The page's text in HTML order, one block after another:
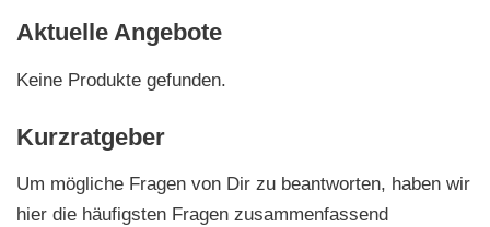
Aktuelle Angebote
Keine Produkte gefunden.
Kurzratgeber
Um mögliche Fragen von Dir zu beantworten, haben wir
hier die häufigsten Fragen zusammenfassend